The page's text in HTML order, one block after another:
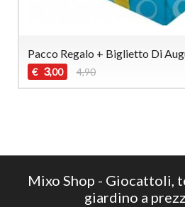
Pacco Regalo + Biglietto Di
€ 3,00 4,90
Mixo Shop - Giocattoli,
giardino a